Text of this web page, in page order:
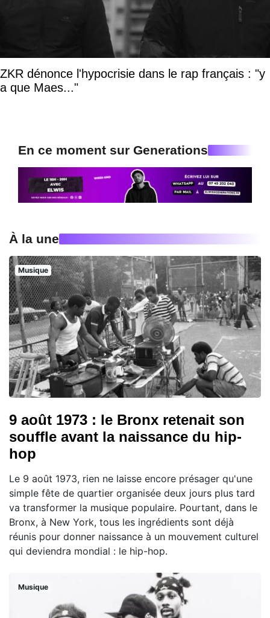
ZKR dénonce l'hypocrisie dans le rap français : "y
a que Maes..."
En ce moment sur Generations
À la une
Musique
9 août 1973 : le Bronx retenait son
souffle avant la naissance du hip-
hop
Le 9 août 1973, rien ne laisse encore présager qu'une
simple fête de quartier organisée deux jours plus tard
va transformer la musique populaire. Pourtant, dans le
Bronx, à New York, tous les ingrédients sont déjà
réunis pour donner naissance à un mouvement culturel
qui deviendra mondial : le hip-hop.
Musique